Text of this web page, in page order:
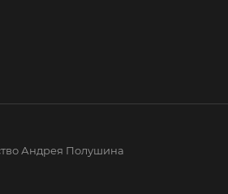
Андрея Полушина